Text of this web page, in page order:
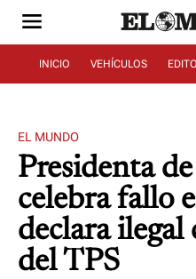
INICIO VEHÍCULOS
EL MUNDO
Presidenta
celebra fallo
declara ilegal
del TPS